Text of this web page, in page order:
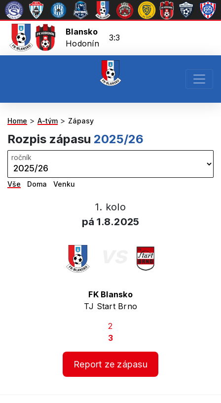
Blansko
Hodonín
3:3
Home > A-tým > Zápasy
Rozpis zápasu 2025/26
Vše Doma Venku
1. kolo
pá 1.8.2025
FK Blansko
TJ Start Brno
2
3
Report ze zápasu